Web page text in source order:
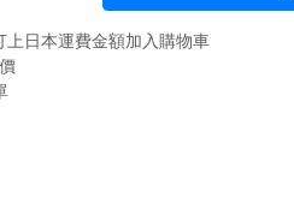
日本運費金額加入購物車